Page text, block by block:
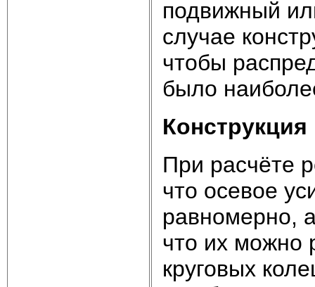
подвижный
случае
чтобы
было
Конструкция
При расчёте
что осевое
равномерно,
что их можно
круговых